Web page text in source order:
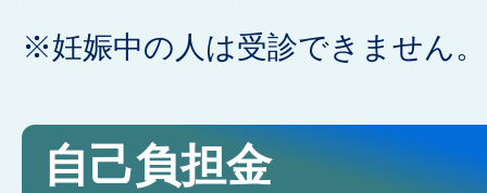
※妊娠中の人は受診できません。
自己負担金